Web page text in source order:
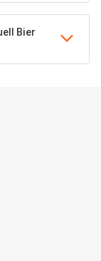
Bier